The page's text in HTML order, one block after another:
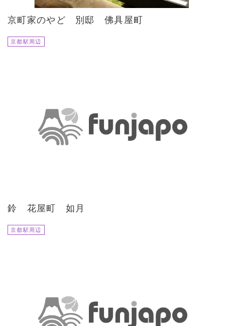
京町家のやど 別邸 佛具屋町
京都駅周辺
鈴 花屋町 如月
京都駅周辺